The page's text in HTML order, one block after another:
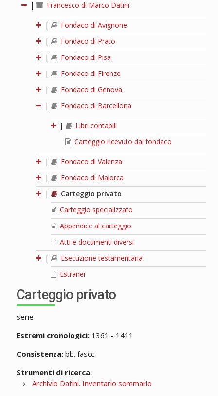
| Francesco di Marco Datini
|
Fondaco di Avignone
|
Fondaco di Prato
|
Fondaco di Pisa
|
Fondaco di Firenze
|
Fondaco di Genova
|
Fondaco di Barcellona
|
Libri contabili
Carteggio ricevuto dal fondaco
|
Fondaco di Valenza
|
Fondaco di Maiorca
|
Carteggio privato
Carteggio specializzato
Appendice al carteggio
Atti e documenti diversi
|
Esecuzione testamentaria
Estranei
Carteggio privato
serie
Estremi cronologici:1361 - 1411
Consistenza:bb. fascc.
Strumenti di ricerca:
Archivio Datini. Inventario sommario